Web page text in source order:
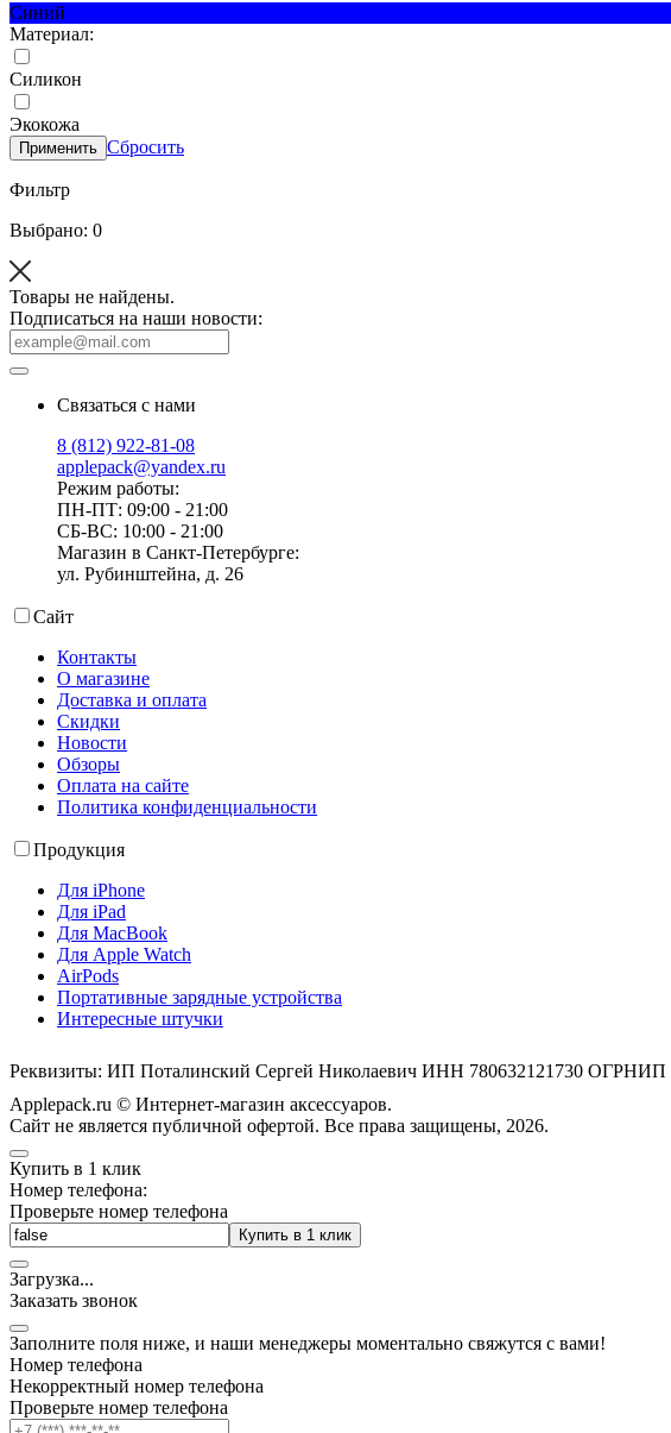
Синий
Материал:
Силикон
Экокожа
Применить Сбросить
Фильтр
Выбрано: 0
Товары не найдены.
Подписаться на наши новости:
Связаться с нами
8 (812) 922-81-08
applepack@yandex.ru
Режим работы:
ПН-ПТ: 09:00 - 21:00
СБ-ВС: 10:00 - 21:00
Магазин в Санкт-Петербурге:
ул. Рубинштейна, д. 26
Сайт
Контакты
О магазине
Доставка и оплата
Скидки
Новости
Обзоры
Оплата на сайте
Политика конфиденциальности
Продукция
Для iPhone
Для iPad
Для MacBook
Для Apple Watch
AirPods
Портативные зарядные устройства
Интересные штучки
Реквизиты: ИП Поталинский Сергей Николаевич ИНН 780632121730 ОГРНИП
Applepack.ru © Интернет-магазин аксессуаров.
Cайт не является публичной офертой. Все права защищены, 2026.
Купить в 1 клик
Номер телефона:
Проверьте номер телефона
Купить в 1 клик
Загрузка...
Заказать звонок
Заполните поля ниже, и наши менеджеры моментально свяжутся с вами!
Номер телефона
Некорректный номер телефона
Проверьте номер телефона